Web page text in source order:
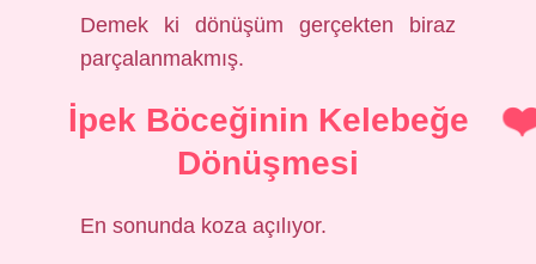
Demek ki dönüşüm gerçekten biraz
parçalanmakmış.
İpek Böceğinin Kelebeğe
Dönüşmesi
En sonunda koza açılıyor.